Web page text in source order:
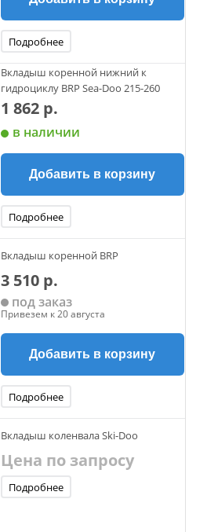
Подробнее
Вкладыш коренной нижний к
гидроциклу BRP Sea-Doo 215-260
1 862 р.
в наличии
Добавить в корзину
Подробнее
Вкладыш коренной BRP
3 510 р.
под заказ
Привезем к 20 августа
Добавить в корзину
Подробнее
Вкладыш коленвала Ski-Doo
Цена по запросу
Подробнее